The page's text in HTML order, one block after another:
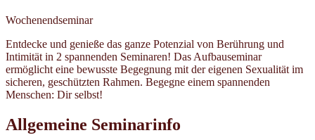
Wochenendseminar
Entdecke und genieße das ganze Potenzial von Berührung und
Intimität in 2 spannenden Seminaren! Das Aufbauseminar
ermöglicht eine bewusste Begegnung mit der eigenen Sexualität im
sicheren, geschützten Rahmen. Begegne einem spannenden
Menschen: Dir selbst!
Allgemeine Seminarinfo